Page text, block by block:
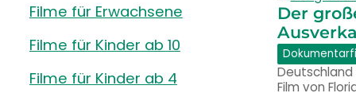
Der
Deutschland
Film von
Filme für Erwachsene
Filme für Kinder ab 10
Filme für Kinder ab 4